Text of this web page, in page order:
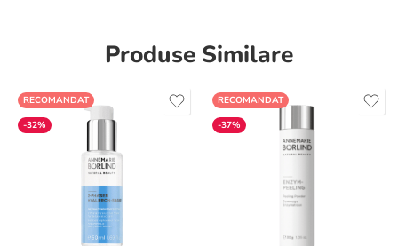
Produse Similare
RECOMANDAT
-32%
RECOMANDAT
-37%